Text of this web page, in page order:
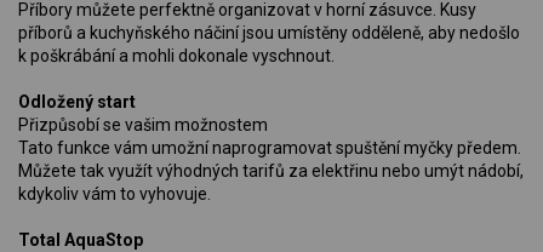
Příbory můžete perfektně organizovat v horní zásuvce. Kusy
příborů a kuchyňského náčiní jsou umístěny odděleně, aby nedošlo
k poškrábání a mohli dokonale vyschnout.
Odložený start
Přizpůsobí se vašim možnostem
Tato funkce vám umožní naprogramovat spuštění myčky předem.
Můžete tak využít výhodných tarifů za elektřinu nebo umýt nádobí,
kdykoliv vám to vyhovuje.
Total AquaStop